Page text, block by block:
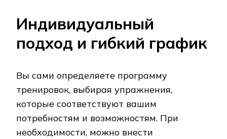
Индивидуальный
подход и гибкий график
Вы сами определяете программу
тренировок, выбирая упражнения,
которые соответствуют вашим
потребностям и возможностям. При
необходимости, можно внести